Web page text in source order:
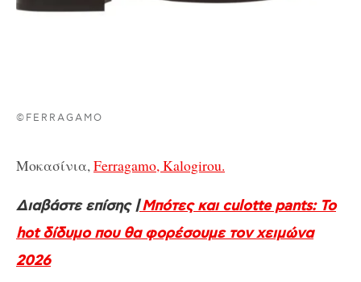
©FERRAGAMO
Μοκασίνια, Ferragamo, Kalogirou.
Διαβάστε επίσης |Μπότες και culotte pants: Το
hot δίδυμο που θα φορέσουμε τον χειμώνα
2026